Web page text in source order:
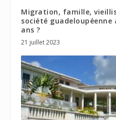
Migration, famille,
société guadeloupéenne
ans ?
21 juillet 2023